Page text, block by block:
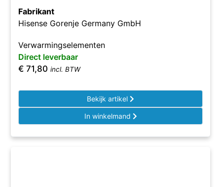
Fabrikant
Hisense Gorenje Germany GmbH
Verwarmingselementen
Direct leverbaar
€ 71,80 incl. BTW
Bekijk artikel
In winkelmand